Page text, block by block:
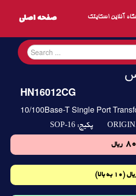
آنلاین اسکایتک
HN16012CG
10/100Base-T Single Port
پکیج: SOP-16
ریال
(10 به بالا)